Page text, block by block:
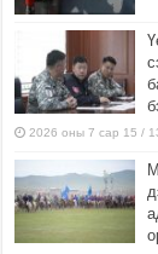
2026 оны 7 сар 15 /